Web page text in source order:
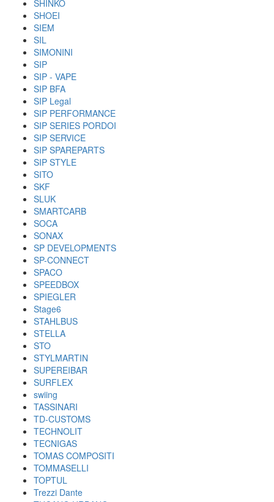
SHINKO
SHOEI
SIEM
SIL
SIMONINI
SIP
SIP - VAPE
SIP BFA
SIP Legal
SIP PERFORMANCE
SIP SERIES PORDOI
SIP SERVICE
SIP SPAREPARTS
SIP STYLE
SITO
SKF
SLUK
SMARTCARB
SOCA
SONAX
SP DEVELOPMENTS
SP-CONNECT
SPACO
SPEEDBOX
SPIEGLER
Stage6
STAHLBUS
STELLA
STO
STYLMARTIN
SUPEREIBAR
SURFLEX
swiing
TASSINARI
TD-CUSTOMS
TECHNOLIT
TECNIGAS
TOMAS COMPOSITI
TOMMASELLI
TOPTUL
Trezzi Dante